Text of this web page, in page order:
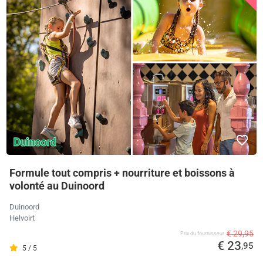
Formule tout compris + nourriture et boissons à
volonté au Duinoord
Duinoord
Helvoirt
5 / 5
Prix ​​du fournisseur € 29,95
€ 23,95